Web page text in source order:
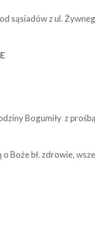
sąsiadów z ul.
Bogumiły z
Boże bł. zdrowie,